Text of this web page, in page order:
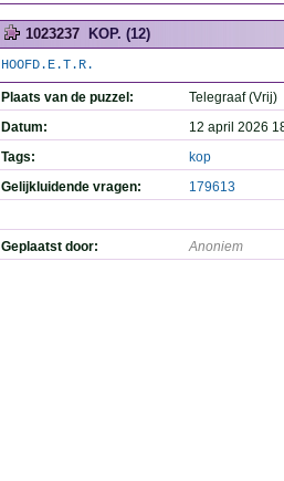
1023237 KOP. (12)
HOOFD.E.T.R.
Plaats van de puzzel:
Telegraaf (Vrij)
Datum:
12 april 2026
Tags:
kop
Gelijkluidende vragen:
179613
Geplaatst door: Anoniem